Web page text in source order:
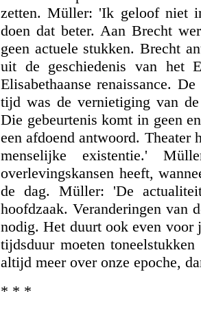
zetten. Müller: 'Ik geloof niet
doen dat beter. Aan Brecht
geen actuele stukken. Brecht
uit de geschiedenis van het
Elisabethaanse renaissance.
tijd was de vernietiging van
Die gebeurtenis komt in geen
een afdoend antwoord. Theater
menselijke existentie.'
overlevingskansen heeft,
de dag. Müller: 'De
hoofdzaak. Veranderingen van
nodig. Het duurt ook even voor
tijdsduur moeten
altijd meer over onze epoche,
* * *